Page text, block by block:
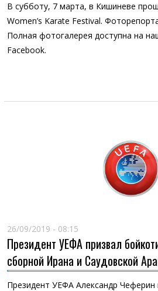
В субботу, 7 марта, в Кишиневе
Women’s Karate Festival.
Полная фотогалерея доступна на
Facebook.
26/09/2019 - 08:15
Президент УЕФА призвал
сборной Ирана и Саудовской
Президент УЕФА Александр Чеферин